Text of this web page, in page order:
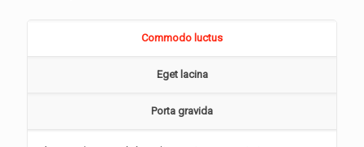
Commodo luctus
Eget lacina
Porta gravida